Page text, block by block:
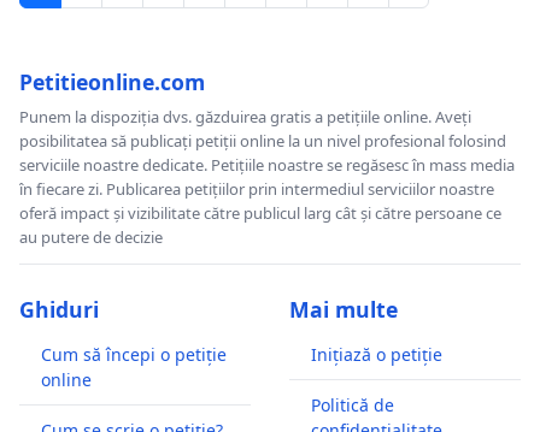
Petitieonline.com
Punem la dispoziția dvs. găzduirea gratis a petițiile online. Aveți
posibilitatea să publicați petiții online la un nivel profesional folosind
serviciile noastre dedicate. Petițiile noastre se regăsesc în mass media
în fiecare zi. Publicarea petițiilor prin intermediul serviciilor noastre
oferă impact și vizibilitate către publicul larg cât și către persoane ce
au putere de decizie
Ghiduri
Cum să începi o petiție
online
Mai multe
Inițiază o petiție
Politică de